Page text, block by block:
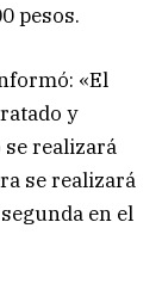
pesos.
«El
y
se realizará
se realizará
en el